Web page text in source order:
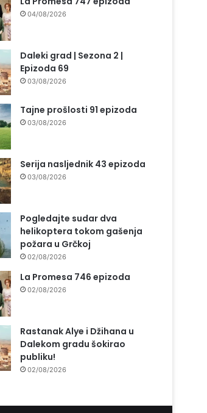
04/08/2026
Daleki grad | Sezona 2 |
Epizoda 69
03/08/2026
Tajne prošlosti 91 epizoda
03/08/2026
Serija nasljednik 43 epizoda
03/08/2026
Pogledajte sudar dva
helikoptera tokom gašenja
požara u Grčkoj
02/08/2026
La Promesa 746 epizoda
02/08/2026
Rastanak Alye i Džihana u
Dalekom gradu šokirao
publiku!
02/08/2026